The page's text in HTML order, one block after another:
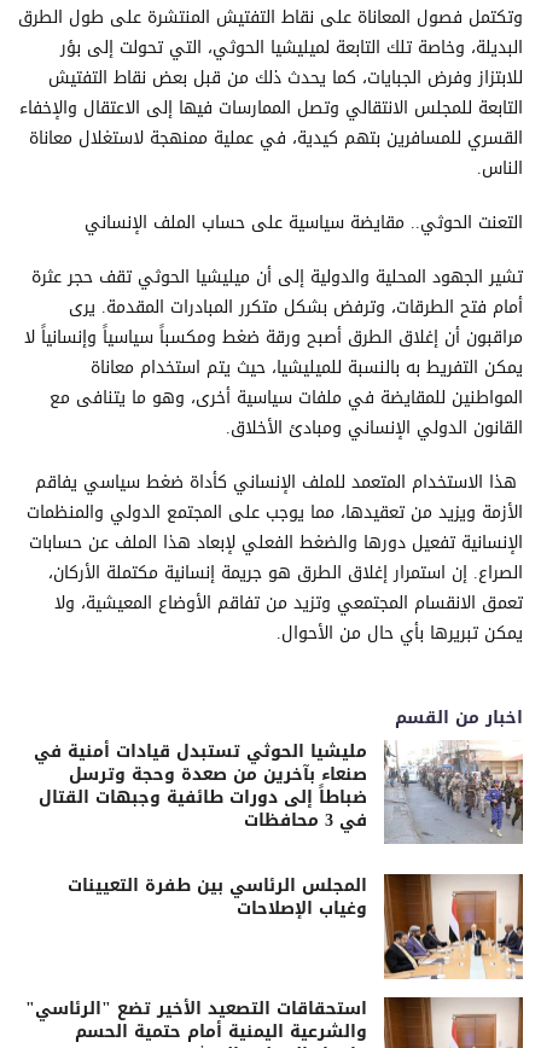
وتكتمل فصول المعاناة على نقاط التفتيش المنتشرة على طول الطرق
البديلة، وخاصة تلك التابعة لميليشيا الحوثي، التي تحولت إلى بؤر
للابتزاز وفرض الجبايات، كما يحدث ذلك من قبل بعض نقاط التفتيش
التابعة للمجلس الانتقالي وتصل الممارسات فيها إلى الاعتقال والإخفاء
القسري للمسافرين بتهم كيدية، في عملية ممنهجة لاستغلال معاناة
الناس.
التعنت الحوثي.. مقايضة سياسية على حساب الملف الإنساني
تشير الجهود المحلية والدولية إلى أن ميليشيا الحوثي تقف حجر عثرة
أمام فتح الطرقات، وترفض بشكل متكرر المبادرات المقدمة. يرى
مراقبون أن إغلاق الطرق أصبح ورقة ضغط ومكسباً سياسياً وإنسانياً لا
يمكن التفريط به بالنسبة للميليشيا، حيث يتم استخدام معاناة
المواطنين للمقايضة في ملفات سياسية أخرى، وهو ما يتنافى مع
القانون الدولي الإنساني ومبادئ الأخلاق.
هذا الاستخدام المتعمد للملف الإنساني كأداة ضغط سياسي يفاقم
الأزمة ويزيد من تعقيدها، مما يوجب على المجتمع الدولي والمنظمات
الإنسانية تفعيل دورها والضغط الفعلي لإبعاد هذا الملف عن حسابات
الصراع. إن استمرار إغلاق الطرق هو جريمة إنسانية مكتملة الأركان،
تعمق الانقسام المجتمعي وتزيد من تفاقم الأوضاع المعيشية، ولا
يمكن تبريرها بأي حال من الأحوال.
اخبار من القسم
مليشيا الحوثي تستبدل قيادات أمنية في
صنعاء بآخرين من صعدة وحجة وترسل
ضباطاً إلى دورات طائفية وجبهات القتال
في 3 محافظات
المجلس الرئاسي بين طفرة التعيينات
وغياب الإصلاحات
استحقاقات التصعيد الأخير تضع "الرئاسي"
والشرعية اليمنية أمام حتمية الحسم